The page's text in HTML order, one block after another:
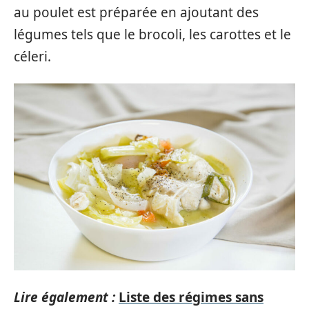
au poulet est préparée en ajoutant des
légumes tels que le brocoli, les carottes et le
céleri.
Lire également : Liste des régimes sans